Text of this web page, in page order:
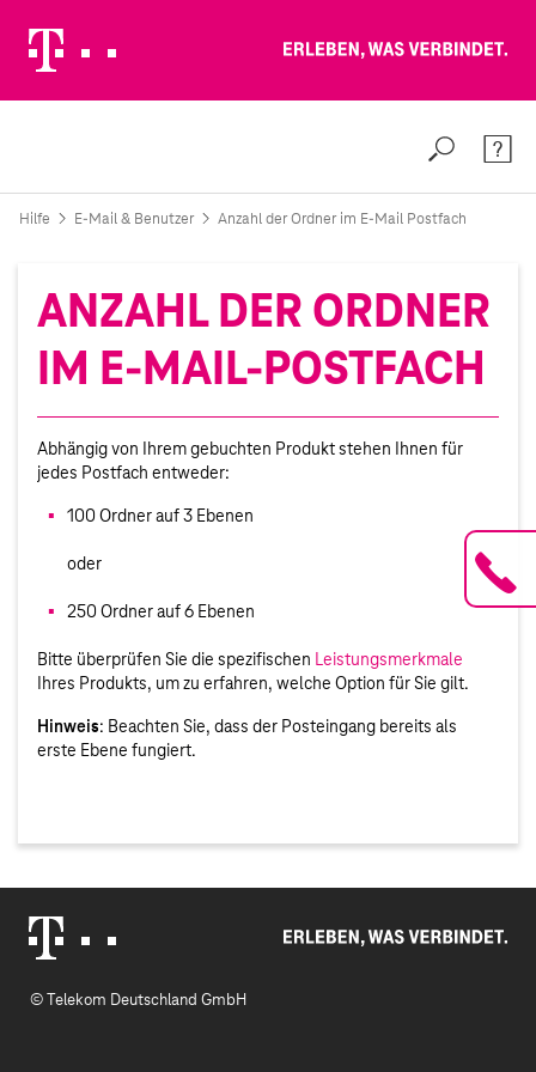
Suche
Hilfe E-Mail & Benutzer Anzahl der Ordner im E-Mail Postfach
ANZAHL DER ORDNER
IM E-MAIL-POSTFACH
Abhängig von Ihrem gebuchten Produkt stehen Ihnen für
jedes Postfach entweder:
100 Ordner auf 3 Ebenen
oder
250 Ordner auf 6 Ebenen
Bitte überprüfen Sie die spezifischen Leistungsmerkmale
Ihres Produkts, um zu erfahren, welche Option für Sie gilt.
Hinweis: Beachten Sie, dass der Posteingang bereits als
erste Ebene fungiert.
© Telekom Deutschland GmbH